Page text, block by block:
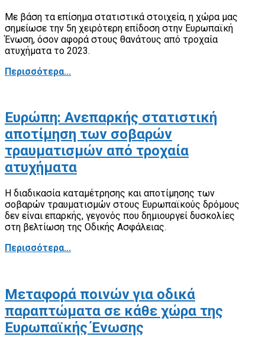
Με βάση τα επίσημα στατιστικά στοιχεία, η χώρα μας
σημείωσε την 5η χειρότερη επίδοση στην Ευρωπαϊκή
Ένωση, όσον αφορά στους θανάτους από τροχαία
ατυχήματα το 2023.
Περισσότερα...
Ευρώπη: Ανεπαρκής στατιστική
αποτίμηση των σοβαρών
τραυματισμών από τροχαία
ατυχήματα
H διαδικασία καταμέτρησης και αποτίμησης των
σοβαρών τραυματισμών στους Ευρωπαϊκούς δρόμους
δεν είναι επαρκής, γεγονός που δημιουργεί δυσκολίες
στη βελτίωση της Οδικής Ασφάλειας.
Περισσότερα...
Μεταφορά ποινών για οδικά
παραπτώματα σε κάθε χώρα της
Ευρωπαϊκής Ένωσης